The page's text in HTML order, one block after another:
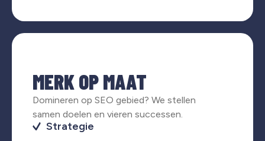
MERK OP MAAT
Domineren op SEO gebied? We stellen
samen doelen en vieren successen.
Strategie